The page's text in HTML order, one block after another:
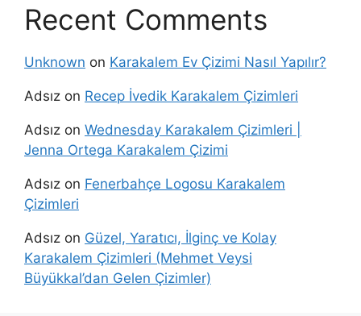
Recent Comments
Unknown on Karakalem Ev Çizimi Nasıl Yapılır?
Adsız on Recep İvedik Karakalem Çizimleri
Adsız on Wednesday Karakalem Çizimleri |
Jenna Ortega Karakalem Çizimi
Adsız on Fenerbahçe Logosu Karakalem
Çizimleri
Adsız on Güzel, Yaratıcı, İlginç ve Kolay
Karakalem Çizimleri (Mehmet Veysi
Büyükkal’dan Gelen Çizimler)